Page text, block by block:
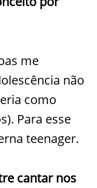
me
não
como
Para esse
teenager.
cantar nos